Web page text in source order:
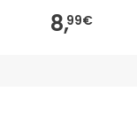
8,99€